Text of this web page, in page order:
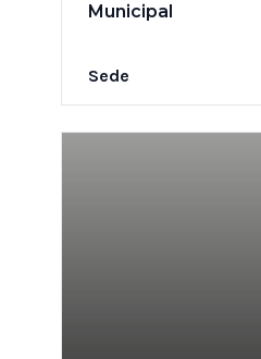
Municipal
Sede